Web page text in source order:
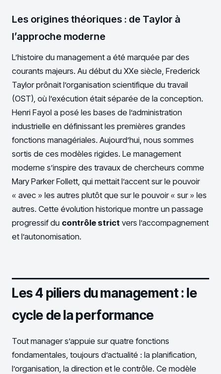
Les origines théoriques : de Taylor à
l’approche moderne
L’histoire du management a été marquée par des
courants majeurs. Au début du XXe siècle, Frederick
Taylor prônait l’organisation scientifique du travail
(OST), où l’exécution était séparée de la conception.
Henri Fayol a posé les bases de l’administration
industrielle en définissant les premières grandes
fonctions managériales. Aujourd’hui, nous sommes
sortis de ces modèles rigides. Le management
moderne s’inspire des travaux de chercheurs comme
Mary Parker Follett, qui mettait l’accent sur le pouvoir
« avec » les autres plutôt que sur le pouvoir « sur » les
autres. Cette évolution historique montre un passage
progressif du contrôle strict vers l’accompagnement
et l’autonomisation.
Les 4 piliers du management : le
cycle de la performance
Tout manager s’appuie sur quatre fonctions
fondamentales, toujours d’actualité : la planification,
l’organisation, la direction et le contrôle. Ce modèle